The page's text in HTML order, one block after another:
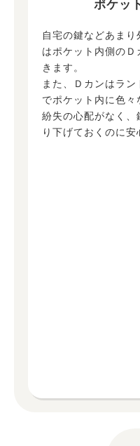
自宅の鍵などあま
はポケット内側の
きます。
また、Ｄカンはラ
でポケット内に色
紛失の心配がなく
り下げておくのに安